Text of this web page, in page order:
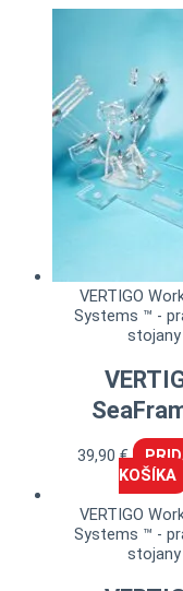
VERTIGO
Systems ™ -
stojany
39,90€
KOŠÍKA
VERTIGO
Systems ™ -
stojany